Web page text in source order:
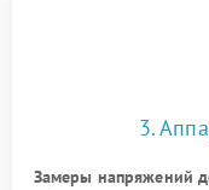
3.
Замеры напряжений